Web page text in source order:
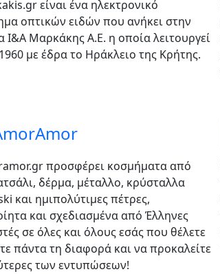
είναι ένα ηλεκτρονικό
οπτικών ειδών που ανήκει στην
Ι&Α Μαρκάκης Α.Ε. η οποία λειτουργεί
με έδρα το Ηράκλειο της Κρήτης.
προσφέρει κοσμήματα από
δέρμα, μέταλλο, κρύσταλλα
και ημιπολύτιμες πέτρες,
και σχεδιασμένα από Έλληνες
σε όλες και όλους εσάς που θέλετε
πάντα τη διαφορά και να προκαλείτε
των εντυπώσεων!